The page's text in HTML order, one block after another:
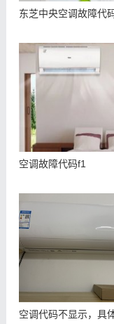
东芝中央空调故障代
空调故障代码f1
空调代码不显示，具